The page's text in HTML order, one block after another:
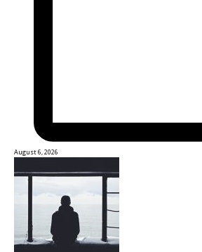
August 6, 2026